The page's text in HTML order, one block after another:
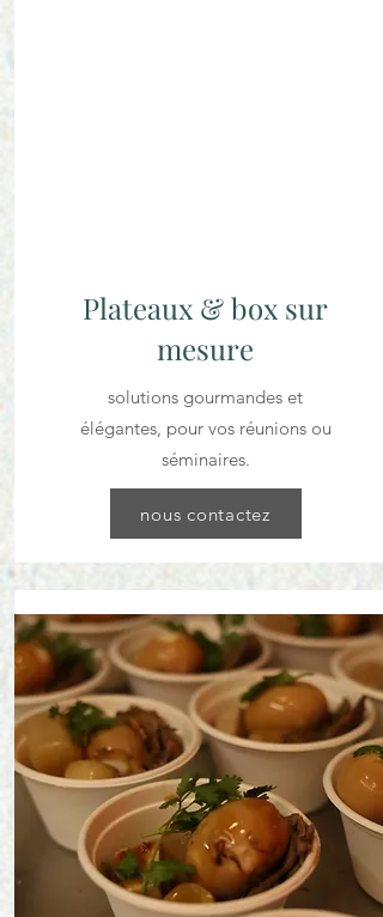
Plateaux & box sur
mesure
solutions gourmandes et
élégantes, pour vos réunions ou
séminaires.
nous contactez